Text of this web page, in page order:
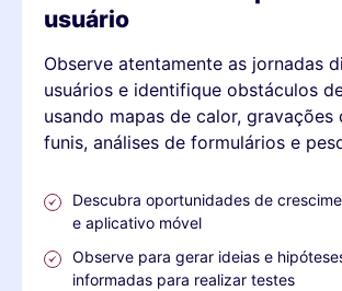
usuário
Observe atentamente as jornadas
usuários e identifique obstáculos
usando mapas de calor, gravações
funis, análises de formulários e
Descubra oportunidades de
e aplicativo móvel
Observe para gerar ideias e
informadas para realizar testes